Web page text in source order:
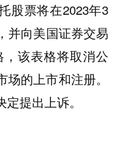
股票将在2023年3
并向美国证券交易
该表格将取消公
的上市和注册。
提出上诉。